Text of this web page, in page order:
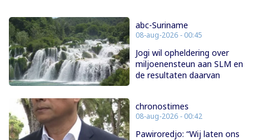
abc-Suriname
08-aug-2026 - 00:45
Jogi wil opheldering over
miljoenensteun aan SLM en
de resultaten daarvan
chronostimes
08-aug-2026 - 00:42
Pawiroredjo: “Wij laten ons